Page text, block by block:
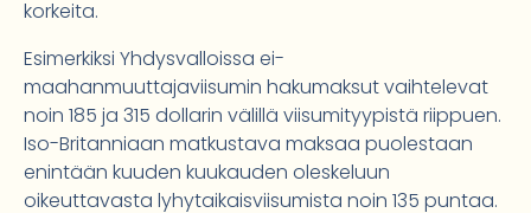
korkeita.
Esimerkiksi Yhdysvalloissa ei-
maahanmuuttajaviisumin hakumaksut vaihtelevat
noin 185 ja 315 dollarin välillä viisumityypistä riippuen.
Iso-Britanniaan matkustava maksaa puolestaan
enintään kuuden kuukauden oleskeluun
oikeuttavasta lyhytaikaisviisumista noin 135 puntaa.